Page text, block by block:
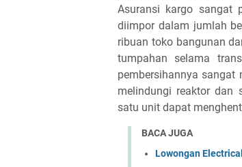
Asuransi kargo sangat
diimpor dalam jumlah
ribuan toko bangunan
tumpahan selama
pembersihannya
melindungi reaktor dan
satu unit dapat
BACA JUGA
Lowongan